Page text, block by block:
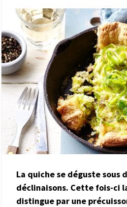
La quiche se déguste sous
déclinaisons. Cette fois-ci
distingue par une